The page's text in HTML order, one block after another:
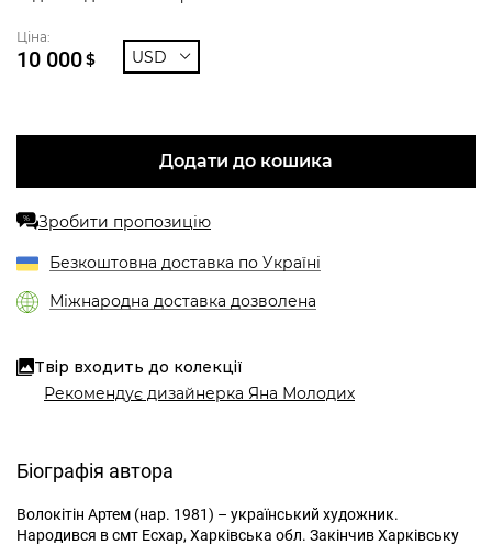
Ціна:
10 000$ USD
Додати до кошика
% Зробити пропозицію
Безкоштовна доставка по Україні
Міжнародна доставка дозволена
Твір входить до колекції
Рекомендує дизайнерка Яна Молодих
Біографія автора
Волокітін Артем (нар. 1981) – український художник.
Народився в смт Есхар, Харківська обл. Закінчив Харківську